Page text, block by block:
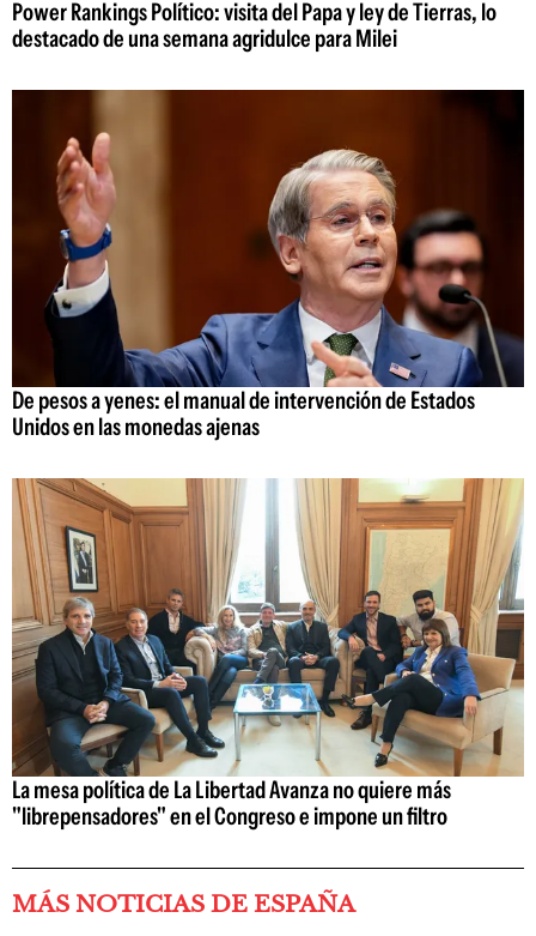
Power Rankings Político: visita del Papa y ley de Tierras, lo
destacado de una semana agridulce para Milei
De pesos a yenes: el manual de intervención de Estados
Unidos en las monedas ajenas
La mesa política de La Libertad Avanza no quiere más
"librepensadores" en el Congreso e impone un filtro
MÁS NOTICIAS DE ESPAÑA